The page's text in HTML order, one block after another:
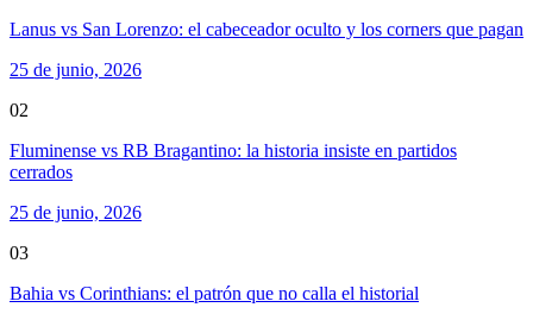
Lanus vs San Lorenzo: el cabeceador oculto y los corners que pagan
25 de junio, 2026
02
Fluminense vs RB Bragantino: la historia insiste en partidos
cerrados
25 de junio, 2026
03
Bahia vs Corinthians: el patrón que no calla el historial